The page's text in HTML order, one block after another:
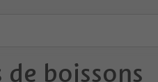
boissons